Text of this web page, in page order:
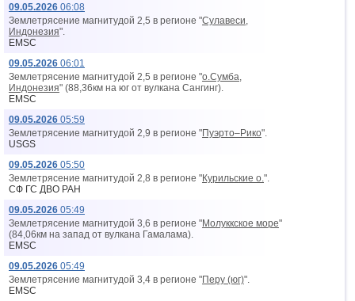
09.05.2026 06:08
Землетрясение магнитудой 2,5 в регионе "Сулавеси,
Индонезия".
EMSC
09.05.2026 06:01
Землетрясение магнитудой 2,5 в регионе "о.Сумба,
Индонезия" (88,36км на юг от вyлкана Сангинг).
EMSC
09.05.2026 05:59
Землетрясение магнитудой 2,9 в регионе "Пуэрто–Рико".
USGS
09.05.2026 05:50
Землетрясение магнитудой 2,8 в регионе "Курильские о.".
СФ ГС ДВО РАН
09.05.2026 05:49
Землетрясение магнитудой 3,6 в регионе "Молуккское море"
(84,06км на запад от вyлкана Гамалама).
EMSC
09.05.2026 05:49
Землетрясение магнитудой 3,4 в регионе "Перу (юг)".
EMSC